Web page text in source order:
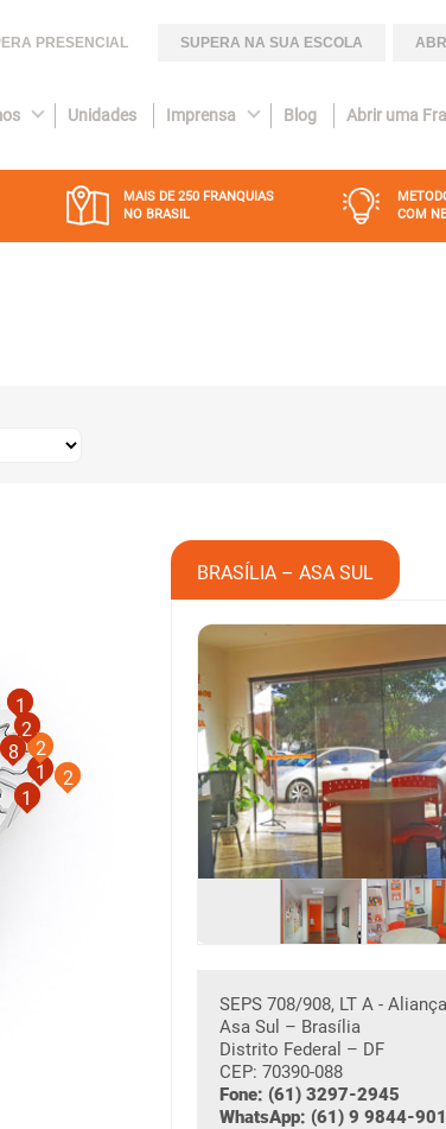
PRESENCIAL SUPERA NA SUA ESCOLA
Unidades Imprensa Blog Abrir uma
MAIS DE 250 FRANQUIAS
NO BRASIL
COM
1 2
2
8 2
1
1
BRASÍLIA – ASA SUL
SEPS 708/908, LT A -
Asa Sul – Brasília
Distrito Federal – DF
CEP: 70390-088
Fone: (61) 3297-2945
WhatsApp: (61) 9 9844-